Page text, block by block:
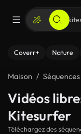
Coverr+ Nature
Maison
Vidéos
Kitesurfer
Téléchargez des